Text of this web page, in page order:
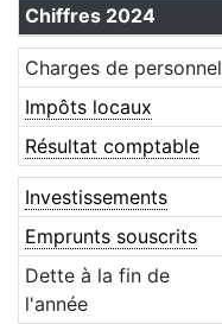
Chiffres 2024
Charges de personnel
Impôts locaux
Résultat comptable
Investissements
Emprunts souscrits
Dette à la fin de
l'année